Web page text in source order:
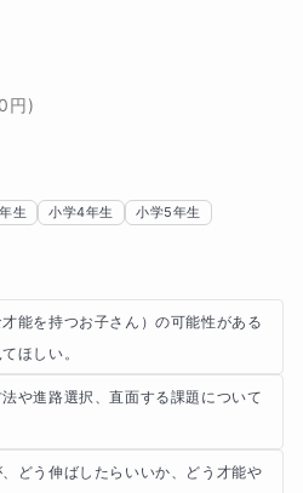
円)
生 小学4年生
小学5年生
能を持つお子さん）の可能性がある
ほしい。
や進路選択、直面する課題について
どう伸ばしたらいいか、どう才能や